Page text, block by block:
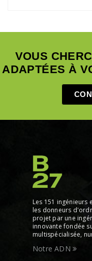
VOUS
ADAPTÉES À
Les 151 ingénieurs
les donneurs
projet par une
innovante fondée
multispécialisée,
Notre ADN